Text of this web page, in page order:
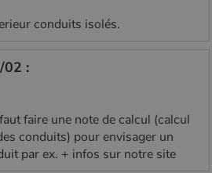
conduits isolés.
02 :
faire une note de calcul (calcul
conduits) pour envisager un
par ex. + infos sur notre site